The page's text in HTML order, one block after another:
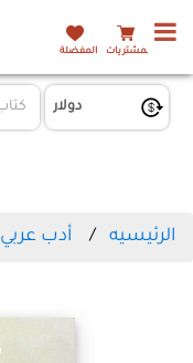
المشتريات المفضلة
الرئيسيه أدب عربي